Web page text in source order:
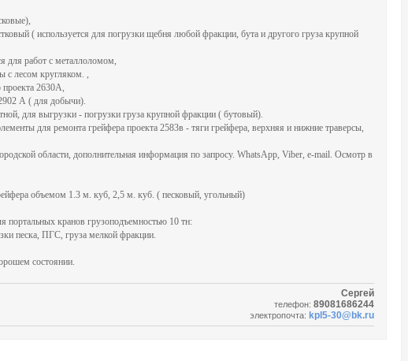
( используется для погрузки щебня любой фракции, бута и другого груза крупной
для работ с металлоломом,
с лесом кругляком. ,
проекта 2630А,
А ( для добычи).
для выгрузки - погрузки груза крупной фракции ( бутовый).
для ремонта грейфера проекта 2583в - тяги грейфера, верхняя и нижние траверсы,
области, дополнительная информация по запросу. WhatsApp, Viber, e-mail. Осмотр в
объемом 1.3 м. куб, 2,5 м. куб. ( песковый, угольный)
портальных кранов грузоподъемностью 10 тн:
песка, ПГС, груза мелкой фракции.
состоянии.
Сергей
телефон: 89081686244
электропочта: kpl5-30@bk.ru